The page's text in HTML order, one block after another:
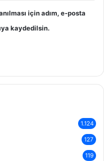
için adım, e-posta
kaydedilsin.
1.124
127
119